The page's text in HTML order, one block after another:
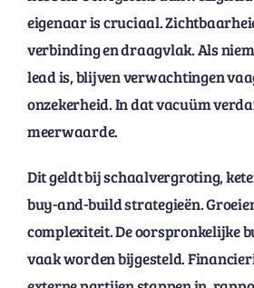
eigenaar is cruciaal.
verbinding en draagvlak. Als
lead is, blijven verwachtingen
onzekerheid. In dat vacuüm
meerwaarde.
Dit geldt bij schaalvergroting,
buy-and-build strategieën.
complexiteit. De oorspronkelijke
vaak worden bijgesteld.